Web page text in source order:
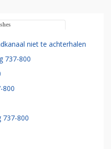
niet te achterhalen
737-800
800
737-800